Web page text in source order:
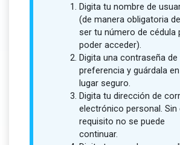
Digita tu nombre de
(de manera obligatoria
ser tu número de cédula
poder acceder).
Digita una contraseña de
preferencia y guárdala
lugar seguro.
Digita tu dirección de
electrónico personal. Sin
requisito no se puede
continuar.